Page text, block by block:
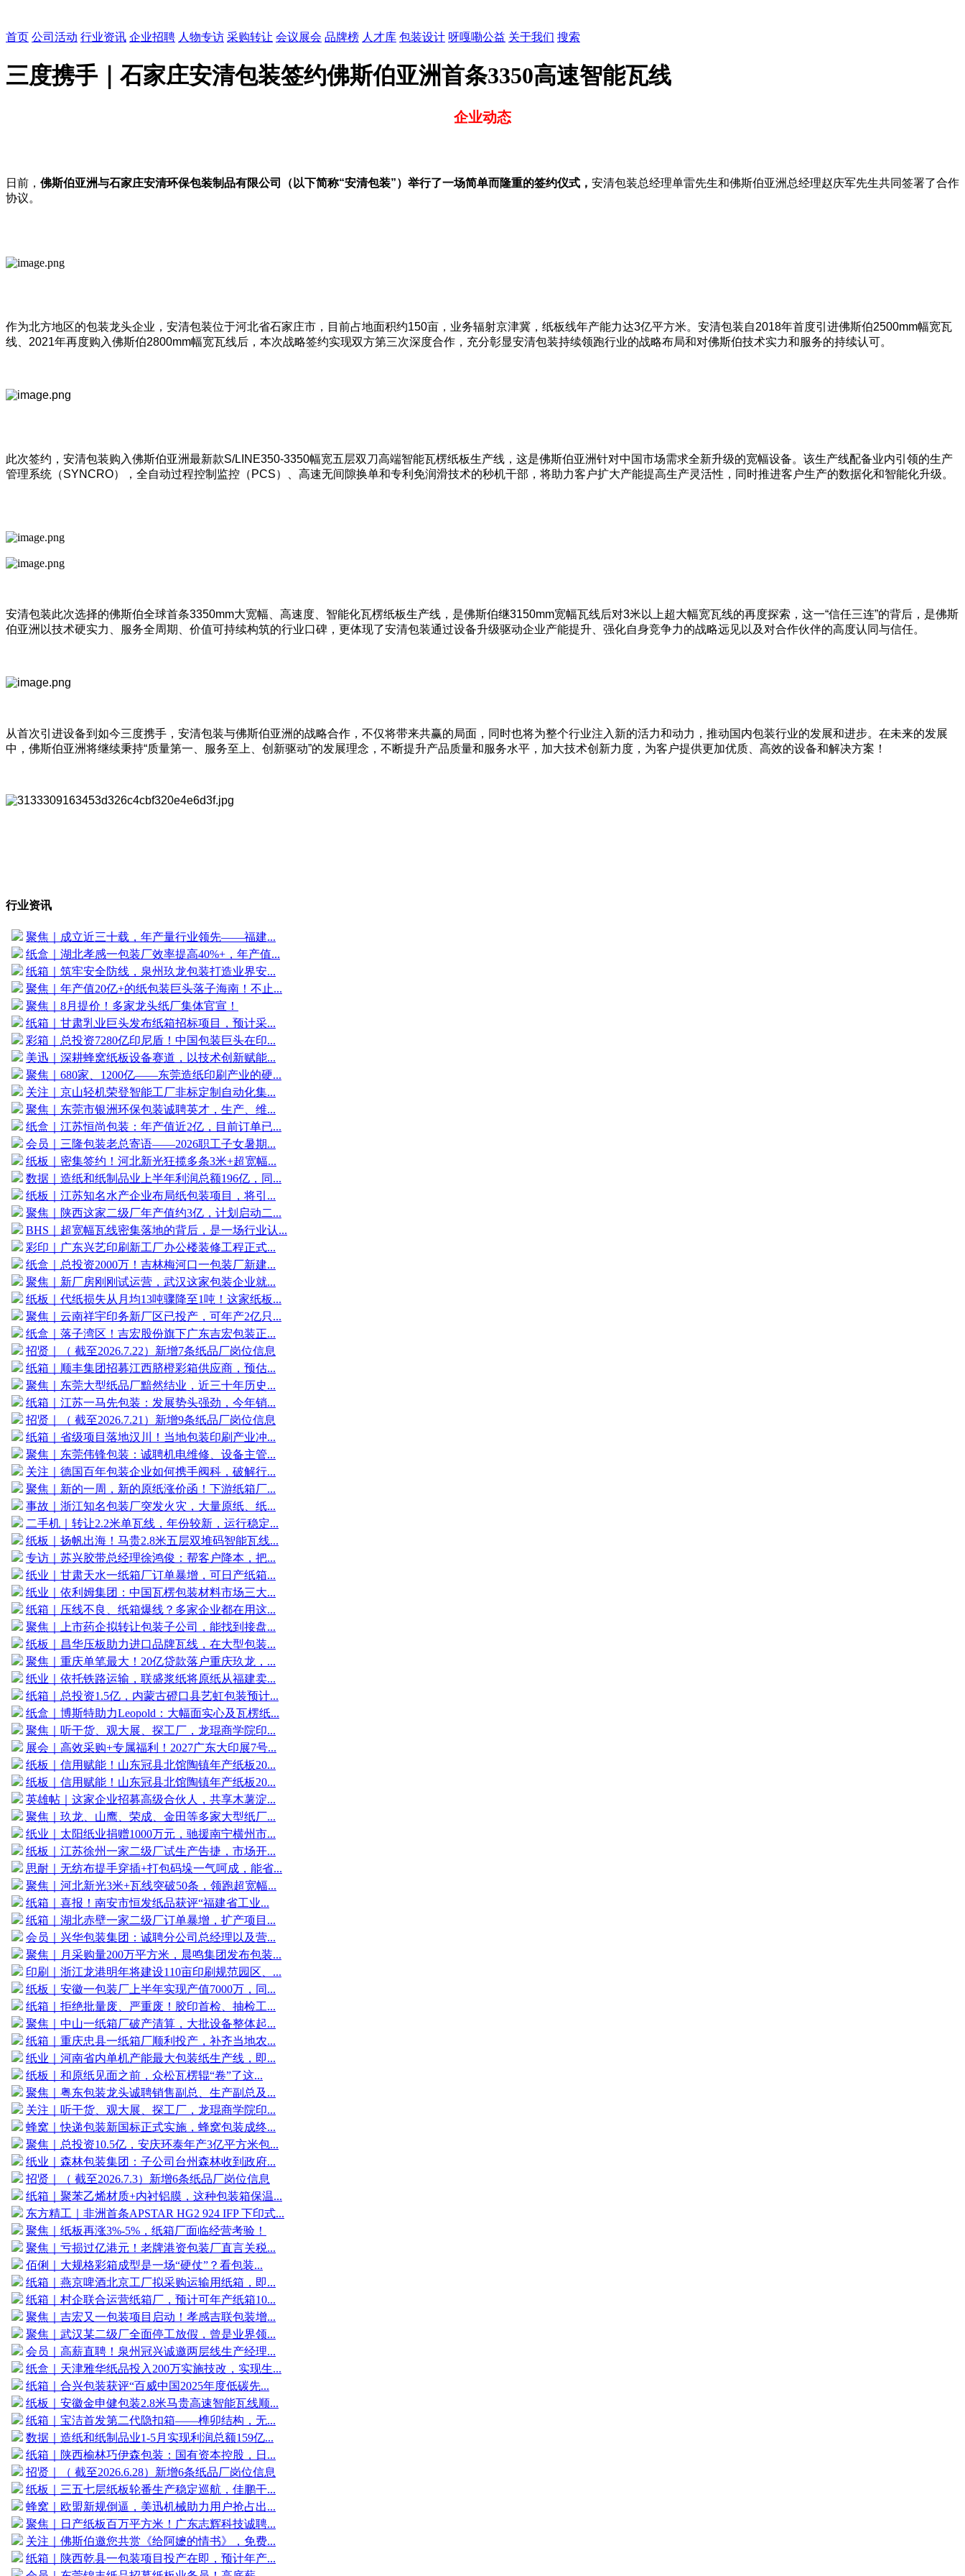
首页 公司活动 行业资讯 企业招聘 人物专访 采购转让 会议展会 品牌榜 人才库 包装设计 呀嘎嘞公益 关于我们 搜索
三度携手｜石家庄安清包装签约佛斯伯亚洲首条3350高速智能瓦线
企业动态
日前， 佛斯伯亚洲与石家庄安清环保包装制品有限公司（以下简称“安清包装”）举行了一场简单而隆重的签约仪式， 安清包装总经理单雷先生和佛斯伯亚洲总经理赵庆军先生共同签署了合作
协议。
作为北方地区的包装龙头企业，安清包装位于河北省石家庄市，目前占地面积约150亩，业务辐射京津冀，纸板线年产能力达3亿平方米。安清包装自2018年首度引进佛斯伯2500mm幅宽瓦
线、2021年再度购入佛斯伯2800mm幅宽瓦线后，本次战略签约实现双方第三次深度合作，充分彰显安清包装持续领跑行业的战略布局和对佛斯伯技术实力和服务的持续认可。
此次签约，安清包装购入佛斯伯亚洲最新款S/LINE350-3350幅宽五层双刀高端智能瓦楞纸板生产线，这是佛斯伯亚洲针对中国市场需求全新升级的宽幅设备。该生产线配备业内引领的生产
管理系统（SYNCRO），全自动过程控制监控（PCS）、高速无间隙换单和专利免润滑技术的秒机干部，将助力客户扩大产能提高生产灵活性，同时推进客户生产的数据化和智能化升级。
安清包装此次选择的佛斯伯全球首条3350mm大宽幅、高速度、智能化瓦楞纸板生产线，是佛斯伯继3150mm宽幅瓦线后对3米以上超大幅宽瓦线的再度探索，这一“信任三连”的背后，是佛斯
伯亚洲以技术硬实力、服务全周期、价值可持续构筑的行业口碑，更体现了安清包装通过设备升级驱动企业产能提升、强化自身竞争力的战略远见以及对合作伙伴的高度认同与信任。
从首次引进设备到如今三度携手，安清包装与佛斯伯亚洲的战略合作，不仅将带来共赢的局面，同时也将为整个行业注入新的活力和动力，推动国内包装行业的发展和进步。在未来的发展
中，佛斯伯亚洲将继续秉持“质量第一、服务至上、创新驱动”的发展理念，不断提升产品质量和服务水平，加大技术创新力度，为客户提供更加优质、高效的设备和解决方案！
行业资讯
聚焦｜成立近三十载，年产量行业领先——福建...
纸盒｜湖北孝感一包装厂效率提高40%+，年产值...
纸箱｜筑牢安全防线，泉州玖龙包装打造业界安...
聚焦｜年产值20亿+的纸包装巨头落子海南！不止...
聚焦｜8月提价！多家龙头纸厂集体官宣！
纸箱｜甘肃乳业巨头发布纸箱招标项目，预计采...
彩箱｜总投资7280亿印尼盾！中国包装巨头在印...
美迅｜深耕蜂窝纸板设备赛道，以技术创新赋能...
聚焦｜680家、1200亿——东莞造纸印刷产业的硬...
关注｜京山轻机荣登智能工厂非标定制自动化集...
聚焦｜东莞市银洲环保包装诚聘英才，生产、维...
纸盒｜江苏恒尚包装：年产值近2亿，目前订单已...
会员｜三隆包装老总寄语——2026职工子女暑期...
纸板｜密集签约！河北新光狂揽多条3米+超宽幅...
数据｜造纸和纸制品业上半年利润总额196亿，同...
纸板｜江苏知名水产企业布局纸包装项目，将引...
聚焦｜陕西这家二级厂年产值约3亿，计划启动二...
BHS｜超宽幅瓦线密集落地的背后，是一场行业认...
彩印｜广东兴艺印刷新工厂办公楼装修工程正式...
纸盒｜总投资2000万！吉林梅河口一包装厂新建...
聚焦｜新厂房刚刚试运营，武汉这家包装企业就...
纸板｜代纸损失从月均13吨骤降至1吨！这家纸板...
聚焦｜云南祥宇印务新厂区已投产，可年产2亿只...
纸盒｜落子湾区！吉宏股份旗下广东吉宏包装正...
招贤｜（ 截至2026.7.22）新增7条纸品厂岗位信息
纸箱｜顺丰集团招募江西脐橙彩箱供应商，预估...
聚焦｜东莞大型纸品厂黯然结业，近三十年历史...
纸箱｜江苏一马先包装：发展势头强劲，今年销...
招贤｜（ 截至2026.7.21）新增9条纸品厂岗位信息
纸箱｜省级项目落地汉川！当地包装印刷产业冲...
聚焦｜东莞伟锋包装：诚聘机电维修、设备主管...
关注｜德国百年包装企业如何携手阀科，破解行...
聚焦｜新的一周，新的原纸涨价函！下游纸箱厂...
事故｜浙江知名包装厂突发火灾，大量原纸、纸...
二手机｜转让2.2米单瓦线，年份较新，运行稳定...
纸板｜扬帆出海！马贵2.8米五层双堆码智能瓦线...
专访｜苏兴胶带总经理徐鸿俊：帮客户降本，把...
纸业｜甘肃天水一纸箱厂订单暴增，可日产纸箱...
纸业｜依利姆集团：中国瓦楞包装材料市场三大...
纸箱｜压线不良、纸箱爆线？多家企业都在用这...
聚焦｜上市药企拟转让包装子公司，能找到接盘...
纸板｜昌华压板助力进口品牌瓦线，在大型包装...
聚焦｜重庆单笔最大！20亿贷款落户重庆玖龙，...
纸业｜依托铁路运输，联盛浆纸将原纸从福建卖...
纸箱｜总投资1.5亿，内蒙古磴口县艺虹包装预计...
纸盒｜博斯特助力Leopold：大幅面实心及瓦楞纸...
聚焦｜听干货、观大展、探工厂，龙琨商学院印...
展会｜高效采购+专属福利！2027广东大印展7号...
纸板｜信用赋能！山东冠县北馆陶镇年产纸板20...
纸板｜信用赋能！山东冠县北馆陶镇年产纸板20...
英雄帖｜这家企业招募高级合伙人，共享木薯淀...
聚焦｜玖龙、山鹰、荣成、金田等多家大型纸厂...
纸业｜太阳纸业捐赠1000万元，驰援南宁横州市...
纸板｜江苏徐州一家二级厂试生产告捷，市场开...
思耐｜无纺布提手穿插+打包码垛一气呵成，能省...
聚焦｜河北新光3米+瓦线突破50条，领跑超宽幅...
纸箱｜喜报！南安市恒发纸品获评“福建省工业...
纸箱｜湖北赤壁一家二级厂订单暴增，扩产项目...
会员｜兴华包装集团：诚聘分公司总经理以及营...
聚焦｜月采购量200万平方米，晨鸣集团发布包装...
印刷｜浙江龙港明年将建设110亩印刷规范园区、...
纸板｜安徽一包装厂上半年实现产值7000万，同...
纸箱｜拒绝批量废、严重废！胶印首检、抽检工...
聚焦｜中山一纸箱厂破产清算，大批设备整体起...
纸箱｜重庆忠县一纸箱厂顺利投产，补齐当地农...
纸业｜河南省内单机产能最大包装纸生产线，即...
纸板｜和原纸见面之前，众松瓦楞辊“卷”了这...
聚焦｜粤东包装龙头诚聘销售副总、生产副总及...
关注｜听干货、观大展、探工厂，龙琨商学院印...
蜂窝｜快递包装新国标正式实施，蜂窝包装成终...
聚焦｜总投资10.5亿，安庆环泰年产3亿平方米包...
纸业｜森林包装集团：子公司台州森林收到政府...
招贤｜（ 截至2026.7.3）新增6条纸品厂岗位信息
纸箱｜聚苯乙烯材质+内衬铝膜，这种包装箱保温...
东方精工｜非洲首条APSTAR HG2 924 IFP 下印式...
聚焦｜纸板再涨3%-5%，纸箱厂面临经营考验！
聚焦｜亏损过亿港元！老牌港资包装厂直言关税...
佰俐｜大规格彩箱成型是一场“硬仗”？看包装...
纸箱｜燕京啤酒北京工厂拟采购运输用纸箱，即...
纸箱｜村企联合运营纸箱厂，预计可年产纸箱10...
聚焦｜吉宏又一包装项目启动！孝感吉联包装增...
聚焦｜武汉某二级厂全面停工放假，曾是业界领...
会员｜高薪直聘！泉州冠兴诚邀两层线生产经理...
纸盒｜天津雅华纸品投入200万实施技改，实现生...
纸箱｜合兴包装获评“百威中国2025年度低碳先...
纸板｜安徽金申健包装2.8米马贵高速智能瓦线顺...
纸箱｜宝洁首发第二代隐扣箱——榫卯结构，无...
数据｜造纸和纸制品业1-5月实现利润总额159亿...
纸箱｜陕西榆林巧伊森包装：国有资本控股，日...
招贤｜（ 截至2026.6.28）新增6条纸品厂岗位信息
纸板｜三五七层纸板轮番生产稳定巡航，佳鹏干...
蜂窝｜欧盟新规倒逼，美迅机械助力用户抢占出...
聚焦｜日产纸板百万平方米！广东志辉科技诚聘...
关注｜佛斯伯邀您共赏《给阿嬷的情书》，免费...
纸箱｜陕西乾县一包装项目投产在即，预计年产...